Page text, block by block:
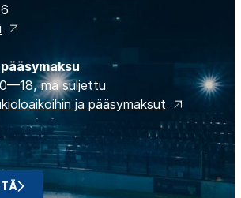
ma suljettu
ja pääsymaksut